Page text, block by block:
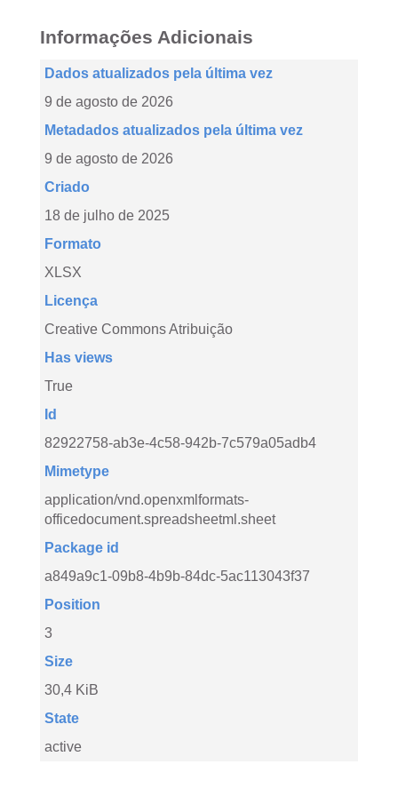
Informações Adicionais
Dados atualizados pela última vez
9 de agosto de 2026
Metadados atualizados pela última vez
9 de agosto de 2026
Criado
18 de julho de 2025
Formato
XLSX
Licença
Creative Commons Atribuição
Has views
True
Id
82922758-ab3e-4c58-942b-7c579a05adb4
Mimetype
application/vnd.openxmlformats-
officedocument.spreadsheetml.sheet
Package id
a849a9c1-09b8-4b9b-84dc-5ac113043f37
Position
3
Size
30,4 KiB
State
active